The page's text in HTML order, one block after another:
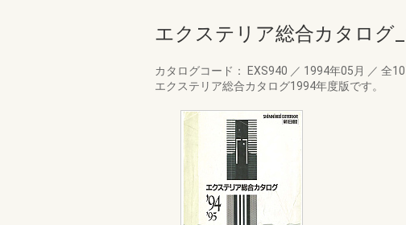
エクステリア総合カタログ
カタログコード： EXS940 ／ 1994年05月 ／ 全
エクステリア総合カタログ1994年度版です。